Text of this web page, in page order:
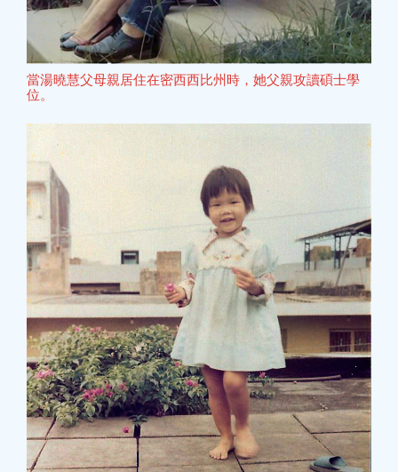
當湯曉慧父母親居住在密西西比州時，她父親攻讀碩士學
位。